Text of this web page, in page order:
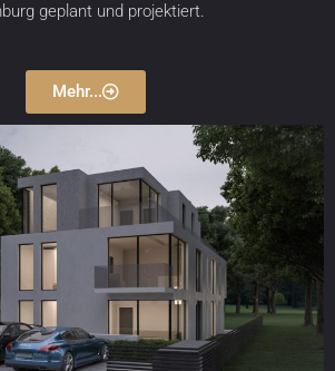
geplant und projektiert.
Mehr...